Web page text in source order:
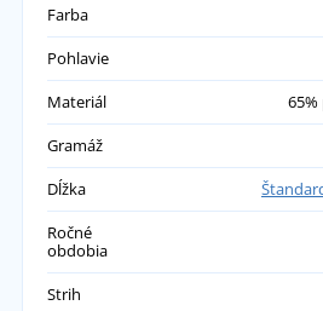
Farba
Pohlavie
Materiál
Gramáž
Dĺžka
Ročné
obdobia
Strih